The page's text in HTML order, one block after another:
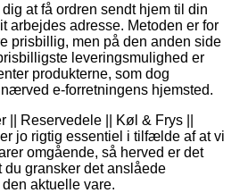
at få ordren sendt hjem til din
arbejdes adresse. Metoden er for
prisbillig, men på den anden side
leveringsmulighed er
produkterne, som dog
e-forretningens hjemsted.
|| Reservedele || Køl & Frys ||
jo rigtig essentiel i tilfælde af at vi
omgående, så herved er det
gransker det anslåede
aktuelle vare.